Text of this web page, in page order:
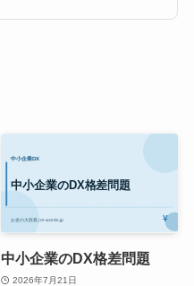
中小企業のDX格差問題
2026年7月21日